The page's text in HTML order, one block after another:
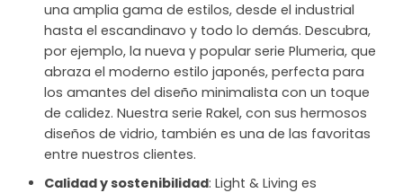
una amplia gama de estilos, desde el industrial
hasta el escandinavo y todo lo demás. Descubra,
por ejemplo, la nueva y popular serie Plumeria, que
abraza el moderno estilo japonés, perfecta para
los amantes del diseño minimalista con un toque
de calidez. Nuestra serie Rakel, con sus hermosos
diseños de vidrio, también es una de las favoritas
entre nuestros clientes.
Calidad y sostenibilidad: Light & Living es